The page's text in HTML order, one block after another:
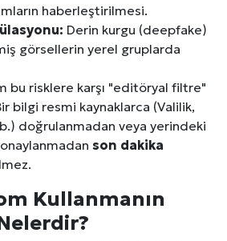
haberleştirilmesi.
Derin kurgu (deepfake)
görsellerin yerel gruplarda
bu risklere karşı "editöryal filtre"
bilgi resmi kaynaklarca (Valilik,
doğrulanmadan veya yerindeki
son dakika
Kullanmanın